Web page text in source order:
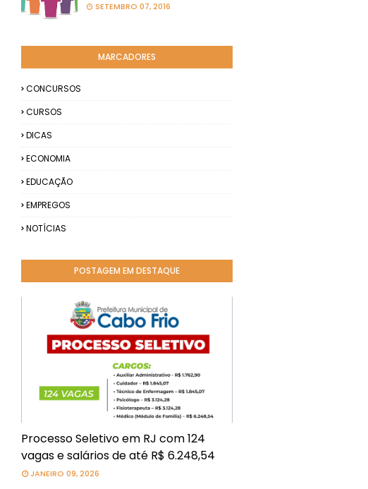
SETEMBRO 07, 2016
MARCADORES
CONCURSOS
CURSOS
DICAS
ECONOMIA
EDUCAÇÃO
EMPREGOS
NOTÍCIAS
POSTAGEM EM DESTAQUE
Processo Seletivo em RJ com 124
vagas e salários de até R$ 6.248,54
JANEIRO 09, 2026